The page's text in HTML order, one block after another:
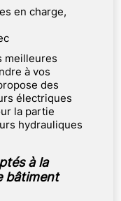
en charge,
meilleures
à vos
des
électriques
la partie
hydrauliques
à la
bâtiment